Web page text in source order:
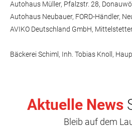
Autohaus Müller, Pfalzstr. 28,
Autohaus Neubauer, FORD-Händler,
AVIKO Deutschland GmbH,
Bäckerei Schiml, Inh. Tobias Knoll,
Braun Paul, Zimmerei, Bayerdillinger Str.
Aktuelle News
Bleib auf dem